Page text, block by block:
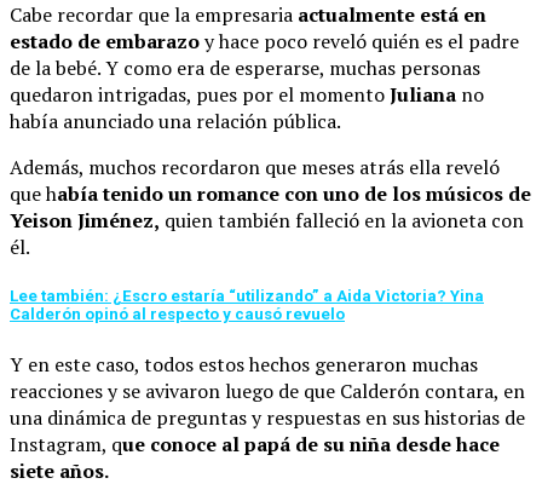
Cabe recordar que la empresaria actualmente está en
estado de embarazoy hace poco reveló quién es el padre
de la bebé. Y como era de esperarse, muchas personas
quedaron intrigadas, pues por el momentoJuliana no
había anunciado una relación pública.
Además, muchos recordaron que meses atrás ella reveló
que había tenido un romance con uno de los músicos de
Yeison Jiménez, quien también falleció en la avioneta con
él.
Lee también: ¿Escro estaría “utilizando” a Aida Victoria? Yina
Calderón opinó al respecto y causó revuelo
Y en este caso, todos estos hechos generaron muchas
reacciones y se avivaron luego de que Calderón contara, en
una dinámica de preguntas y respuestas en sus historias de
Instagram, que conoce al papá de su niña desde hace
siete años.